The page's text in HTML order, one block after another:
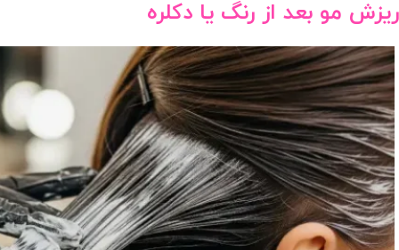
ریزش مو بعد از رنگ یا دکلره